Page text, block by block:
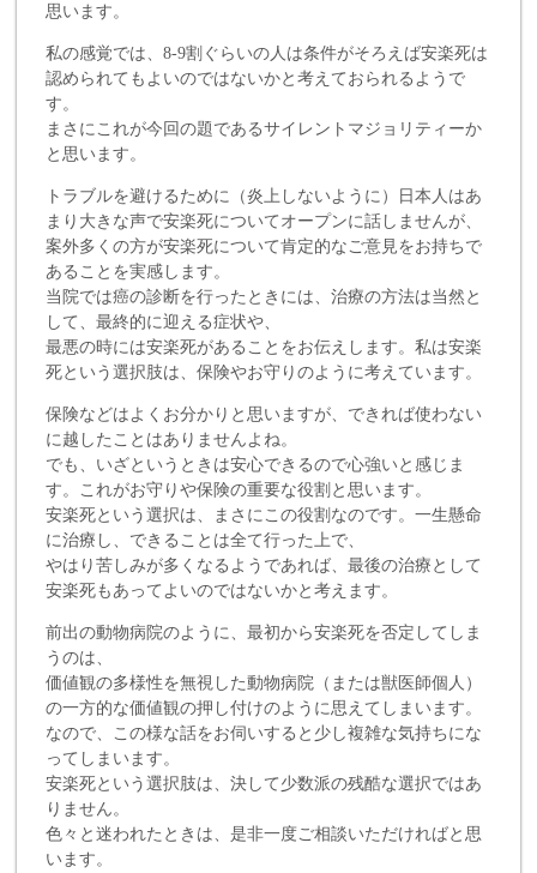
思います。
私の感覚では、8-9割ぐらいの人は条件がそろえば安楽死は
認められてもよいのではないかと考えておられるようで
す。
まさにこれが今回の題であるサイレントマジョリティーか
と思います。
トラブルを避けるために（炎上しないように）日本人はあ
まり大きな声で安楽死についてオープンに話しませんが、
案外多くの方が安楽死について肯定的なご意見をお持ちで
あることを実感します。
当院では癌の診断を行ったときには、治療の方法は当然と
して、最終的に迎える症状や、
最悪の時には安楽死があることをお伝えします。私は安楽
死という選択肢は、保険やお守りのように考えています。
保険などはよくお分かりと思いますが、できれば使わない
に越したことはありませんよね。
でも、いざというときは安心できるので心強いと感じま
す。これがお守りや保険の重要な役割と思います。
安楽死という選択は、まさにこの役割なのです。一生懸命
に治療し、できることは全て行った上で、
やはり苦しみが多くなるようであれば、最後の治療として
安楽死もあってよいのではないかと考えます。
前出の動物病院のように、最初から安楽死を否定してしま
うのは、
価値観の多様性を無視した動物病院（または獣医師個人）
の一方的な価値観の押し付けのように思えてしまいます。
なので、この様な話をお伺いすると少し複雑な気持ちにな
ってしまいます。
安楽死という選択肢は、決して少数派の残酷な選択ではあ
りません。
色々と迷われたときは、是非一度ご相談いただければと思
います。